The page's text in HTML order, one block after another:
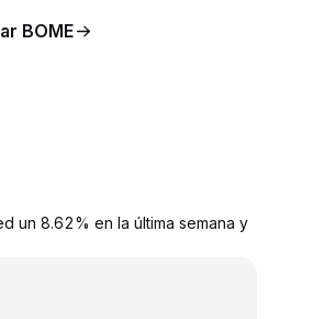
BOME
un 8.62% en la última semana y